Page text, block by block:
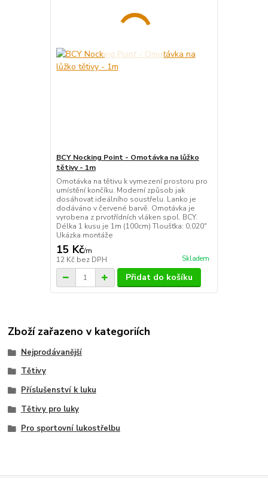
BCY Nocking Point - Omotávka na lůžko
tětivy - 1m
Omotávka na tětivu k vymezení prostoru pro
umístění končíku. Moderní způsob jak
dosáhovat ideálního soustřelu. Lanko je
dodáváno v červené barvě. Omotávka je
vyrobena z prvotřídních vláken spol. BCY.
Délka 1 kusu je 1m (100cm) Tloušťka: 0,020"
Ukázka montáže
15 Kč/m
12 Kč bez DPH Skladem
Přidat do košíku
Zboží zařazeno v kategoriích
Nejprodávanější
Tětivy
Příslušenství k luku
Tětivy pro luky
Pro sportovní lukostřelbu